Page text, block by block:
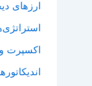
ارزهای
اکسپرت